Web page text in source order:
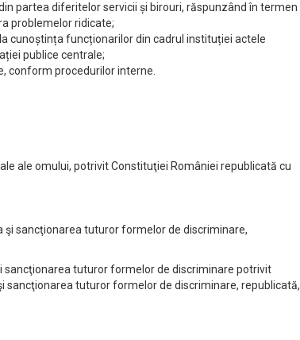
partea diferitelor servicii și birouri, răspunzând în termen
problemelor ridicate;
cunoștința funcționarilor din cadrul instituției actele
publice centrale;
conform procedurilor interne.
ale omului, potrivit Constituţiei României republicată cu
şi sancţionarea tuturor formelor de discriminare,
sancţionarea tuturor formelor de discriminare potrivit
sancţionarea tuturor formelor de discriminare, republicată,